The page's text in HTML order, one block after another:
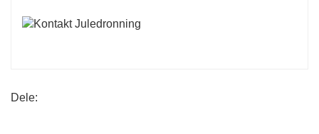
Dele: